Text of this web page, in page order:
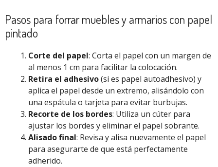
Pasos para forrar muebles y armarios con papel
pintado
Corte del papel: Corta el papel con un margen de
al menos 1 cm para facilitar la colocación.
Retira el adhesivo(si es papel autoadhesivo) y
aplica el papel desde un extremo, alisándolo con
una espátula o tarjeta para evitar burbujas.
Recorte de los bordes: Utiliza un cúter para
ajustar los bordes y eliminar el papel sobrante.
Alisado final: Revisa y alisa nuevamente el papel
para asegurarte de que está perfectamente
adherido.